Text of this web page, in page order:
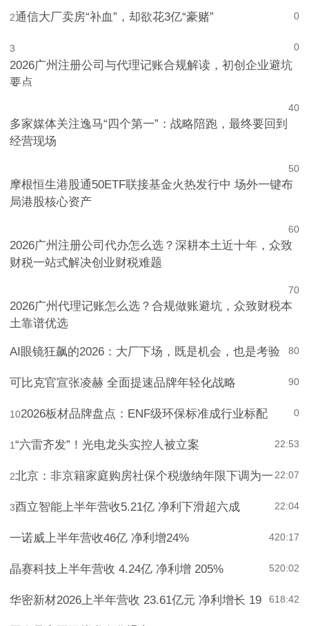
0
2通信大厂卖房“补血”，却欲花3亿“豪赌”
0
3
2026广州注册公司与代理记账合规解读，初创企业避坑
要点
0
4
多家媒体关注逸马“四个第一”：战略陪跑，最终要回到
经营现场
0
5
摩根恒生港股通50ETF联接基金火热发行中 场外一键布
局港股核心资产
0
6
2026广州注册公司代办怎么选？深耕本土近十年，众致
财税一站式解决创业财税难题
0
7
2026广州代理记账怎么选？合规做账避坑，众致财税本
土靠谱优选
0
8
AI眼镜狂飙的2026：大厂下场，既是机会，也是考验
0
9
可比克官宣张凌赫 全面提速品牌年轻化战略
0
102026板材品牌盘点：ENF级环保标准成行业标配
22:53
1“六雷齐发”！光电龙头实控人被立案
22:07
2北京：非京籍家庭购房社保个税缴纳年限下调为一
22:04
3酉立智能上半年营收5.21亿 净利下滑超六成
20:17
4
一诺威上半年营收46亿 净利增24%
20:02
5
晶赛科技上半年营收 4.24亿 净利增 205%
18:42
6
华密新材2026上半年营收 23.61亿元 净利增长 19